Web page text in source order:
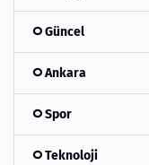
Güncel
Ankara
Spor
Teknoloji